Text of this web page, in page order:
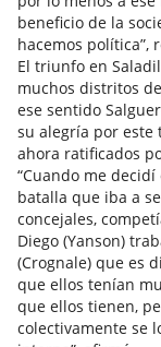
beneficio de la
hacemos política”,
El triunfo en
muchos distritos
ese sentido
su alegría por este
ahora ratificados
“Cuando me
batalla que iba a
concejales,
Diego (Yanson)
(Crognale) que es
que ellos tenían
que ellos tienen,
colectivamente se